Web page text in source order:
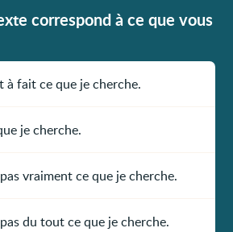
correspond à ce que vous
à fait ce que je cherche.
je cherche.
vraiment ce que je cherche.
du tout ce que je cherche.